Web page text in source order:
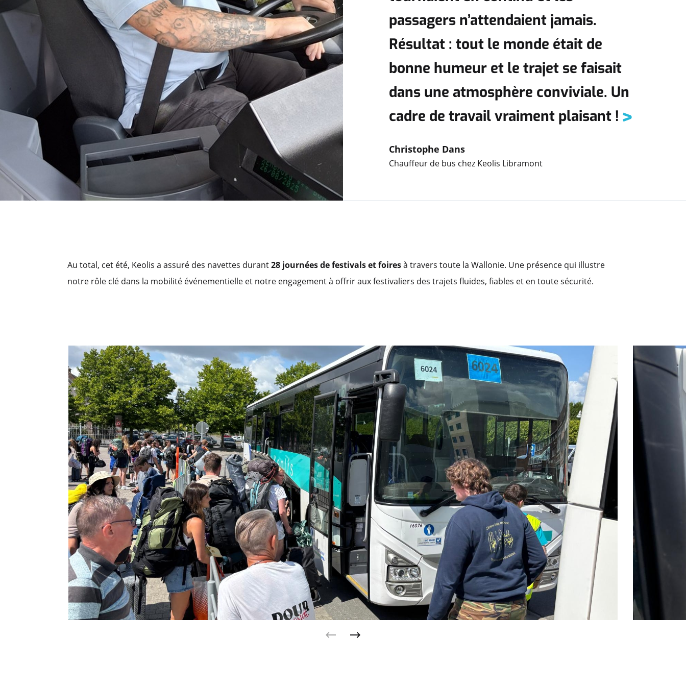
passagers n’attendaient jamais.
Résultat : tout le monde était de
bonne humeur et le trajet se faisait
dans une atmosphère conviviale. Un
cadre de travail vraiment plaisant !
Christophe Dans
Chauffeur de bus chez Keolis Libramont
Au total, cet été, Keolis a assuré des navettes durant28 journées de festivals et foiresà travers toute la Wallonie. Une présence qui illustre
notre rôle clé dans la mobilité événementielle et notre engagement à offrir aux festivaliers des trajets fluides, fiables et en toute sécurité.
previousnext